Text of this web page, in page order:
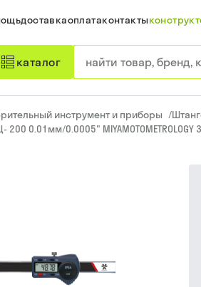
доставкаоплатаконтакты
каталог
инструмент и приборы /
0.01мм/0.0005" MIYAMOTOMETROLOGY